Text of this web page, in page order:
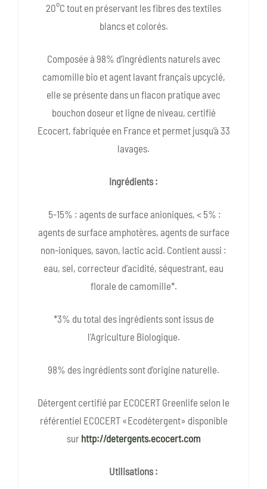
20°C tout en préservant les fibres des textiles
blancs et colorés.
Composée à 98% d’ingrédients naturels avec
camomille bio et agent lavant français upcyclé,
elle se présente dans un flacon pratique avec
bouchon doseur et ligne de niveau, certifié
Ecocert, fabriquée en France et permet jusqu’à 33
lavages.
Ingrédients :
5-15% : agents de surface anioniques, < 5% :
agents de surface amphotères, agents de surface
non-ioniques, savon, lactic acid. Contient aussi :
eau, sel, correcteur d'acidité, séquestrant, eau
florale de camomille*.
*3% du total des ingrédients sont issus de
l'Agriculture Biologique.
98% des ingrédients sont d’origine naturelle.
Détergent certifié par ECOCERT Greenlife selon le
référentiel ECOCERT «Ecodétergent» disponible
sur http://detergents.ecocert.com
Utilisations :